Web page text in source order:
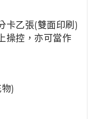
卡乙張(雙面印刷)
操控，亦可當作
)